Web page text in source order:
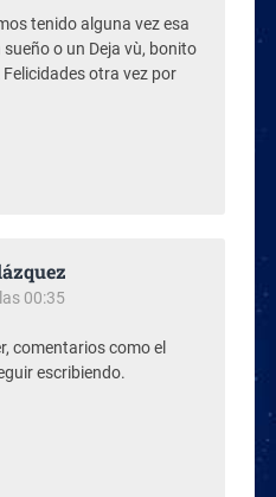
tenido alguna vez esa
o un Deja vù, bonito
otra vez por
00:35
comentarios como el
escribiendo.